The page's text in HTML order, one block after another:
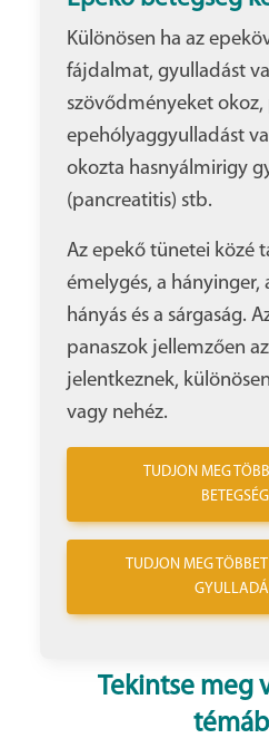
Különösen ha az
fájdalmat, gyulladást
szövődményeket okoz,
epehólyaggyulladást
okozta hasnyálmirigy
(pancreatitis) stb.
Az epekő tünetei közé
émelygés, a hányinger,
hányás és a sárgaság.
panaszok jellemzően
jelentkeznek,
vagy nehéz.
TUDJON MEG
TUDJON MEG
Tekintse meg